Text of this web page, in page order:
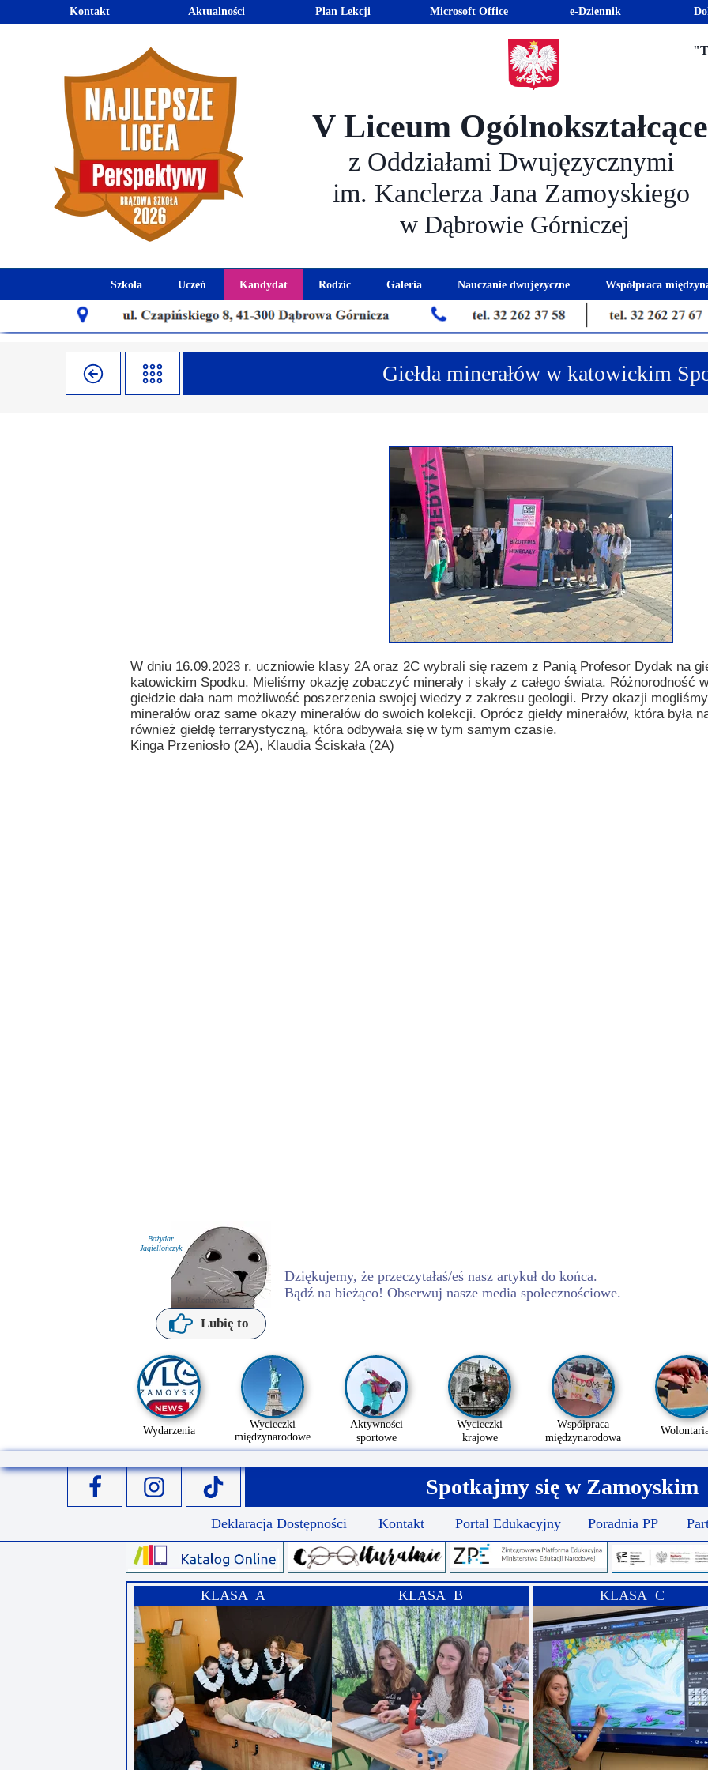
Lubię to
Dziękujemy, że przeczytałaś/eś nasz artykuł do końca.
Bądź na bieżąco! Obserwuj nasze media społecznościowe.
Bożydar
Jagiellończyk
P. Kochanowska
Giełda minerałów w katowickim
W dniu 16.09.2023 r. uczniowie klasy 2A oraz 2C wybrali się razem z Panią Profesor Dydak na
katowickim Spodku. Mieliśmy okazję zobaczyć minerały i skały z całego świata. Różnorodność
giełdzie dała nam możliwość poszerzenia swojej wiedzy z zakresu geologii. Przy okazji
minerałów oraz same okazy minerałów do swoich kolekcji. Oprócz giełdy minerałów, która była
również giełdę terrarystyczną, która odbywała się w tym samym czasie.
Kinga Przeniosło (2A), Klaudia Ściskała (2A)
Rodzic
Harmonogram spotkań z rodzicami
Pomoc Psychologiczno-Pedagogiczna
Galeria Nauczanie dwujęzyczne
Kadra dwujęzyczna
Współpraca
Youth For
Wymiana
Wymiana
Szkoła
Historia szkoły
Misja szkoły
Uczeń
Kalendarz roku szkolnego
Gabinet PZiPP
Wyszukiwarka uczelni
Przerwy szkolne
Kandydat
Aktualności dla kandydatów
Sprawdzian kompetencji językowych
System rekrutacji elektronicznej
V Liceum Ogólnokształcące
z Oddziałami Dwujęzycznymi
im. Kanclerza Jana Zamoyskiego
w Dąbrowie Górniczej
e-Dziennik
Microsoft Office
Plan Lekcji
Aktualności
Kontakt
KLASA C
KLASA B
KLASA A
Deklaracja Dostępności Poradnia PP
Portal Edukacyjny
Kontakt
Spotkajmy się w Zamoyskim
Aktywności
sportowe
Wycieczki
międzynarodowe
Wycieczki
krajowe
Wydarzenia
Współpraca
międzynarodowa